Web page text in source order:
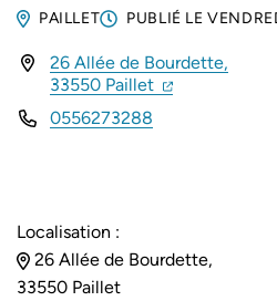
PAILLET
PUBLIÉ LE
INFOS UTILES
26 Allée de Bourdette,
33550 Paillet (ouverture
(ouverture
0556273288
Localisation :
26 Allée de Bourdette,
33550 Paillet